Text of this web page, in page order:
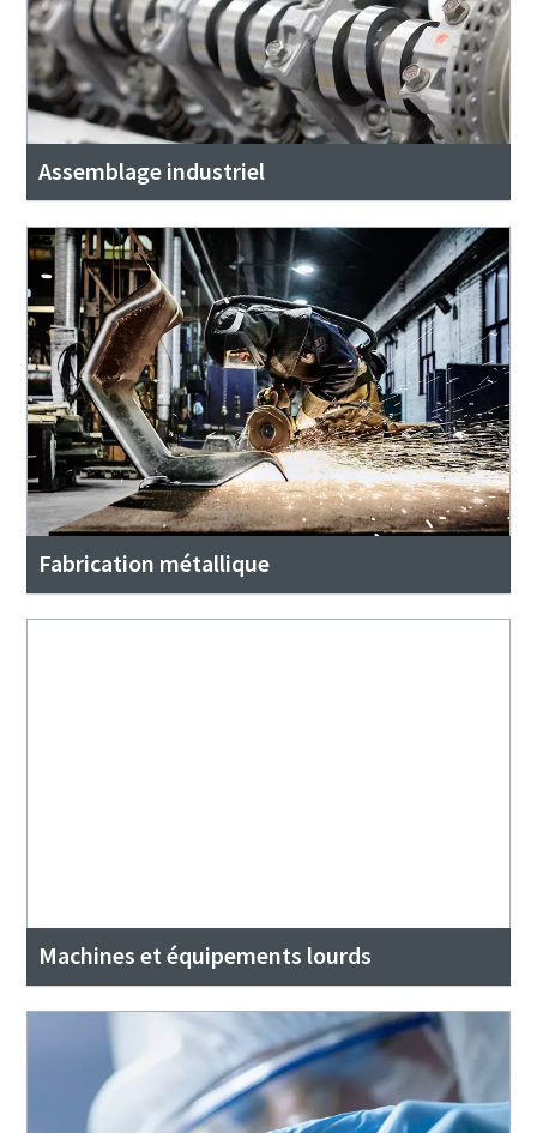
Assemblage industriel
Fabrication métallique
Machines et équipements lourds